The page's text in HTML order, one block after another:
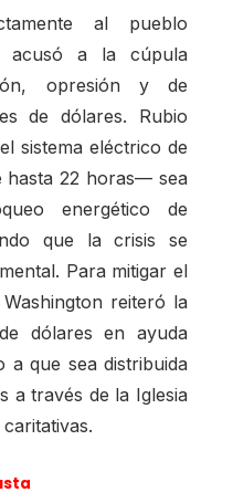
al pueblo
acusó a la cúpula
opresión y de
de dólares. Rubio
sistema eléctrico de
hasta 22 horas— sea
energético de
que la crisis se
Para mitigar el
reiteró la
dólares en ayuda
a que sea distribuida
a través de la Iglesia